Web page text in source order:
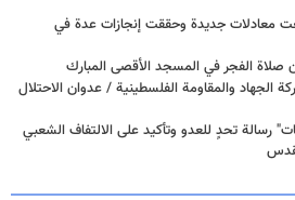
معادلات جديدة وحققت إنجازات عدة في
صلاة الفجر في المسجد الأقصى المبارك
الجهاد والمقاومة الفلسطينية / عدوان الاحتلال
رسالة تحدٍ للعدو وتأكيد على الالتفاف الشعبي